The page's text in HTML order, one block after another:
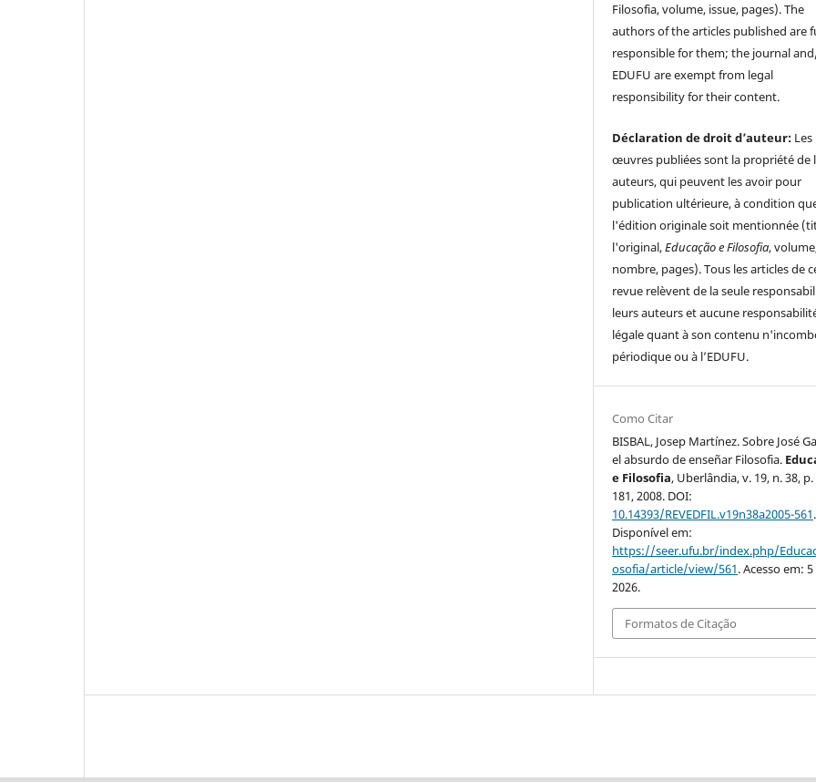
Filosofia, volume, issue, pages). The
authors of the articles published are
responsible for them; the journal
EDUFU are exempt from legal
responsibility for their content.
Déclaration de droit d’auteur: Les
œuvres publiées sont la propriété de
auteurs, qui peuvent les avoir pour
publication ultérieure, à condition
l'édition originale soit mentionnée
l'original,Educação e Filosofia,
nombre, pages). Tous les articles de
revue relèvent de la seule
leurs auteurs et aucune
légale quant à son contenu
périodique ou à l’EDUFU.
Como Citar
BISBAL, Josep Martínez. Sobre José
el absurdo de enseñar Filosofia.
e Filosofia, Uberlândia, v. 19, n. 38, p.
181, 2008. DOI:
10.14393/REVEDFIL.v19n38a2005-561.
Disponível em:
https://seer.ufu.br/index.php/
osofia/article/view/561. Acesso em:
2026.
Formatos de Citação